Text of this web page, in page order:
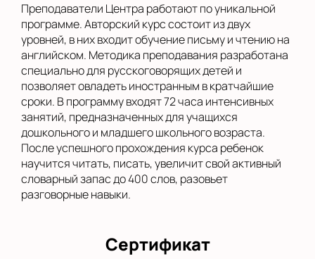
Преподаватели Центра работают по уникальной
программе. Авторский курс состоит из двух
уровней, в них входит обучение письму и чтению на
английском. Методика преподавания разработана
специально для русскоговорящих детей и
позволяет овладеть иностранным в кратчайшие
сроки. В программу входят 72 часа интенсивных
занятий, предназначенных для учащихся
дошкольного и младшего школьного возраста.
После успешного прохождения курса ребенок
научится читать, писать, увеличит свой активный
словарный запас до 400 слов, разовьет
разговорные навыки.
Сертификат